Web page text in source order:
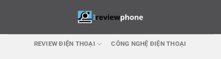
REVIEW ĐIỆN THOẠI CÔNG NGHỆ ĐIỆN THOẠI